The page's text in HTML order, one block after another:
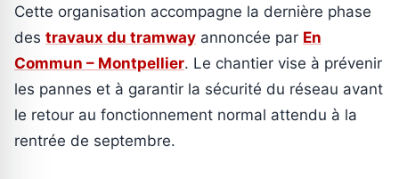
Cette organisation accompagne la dernière phase
des travaux du tramway annoncée par En
Commun – Montpellier. Le chantier vise à prévenir
les pannes et à garantir la sécurité du réseau avant
le retour au fonctionnement normal attendu à la
rentrée de septembre.